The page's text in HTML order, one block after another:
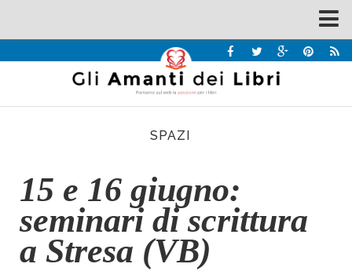
Recensioni
Interviste & Incontri
Chi siamo
Contatti
Eventi
SPAZI
15 e 16 giugno:
seminari di scrittura
a Stresa (VB)